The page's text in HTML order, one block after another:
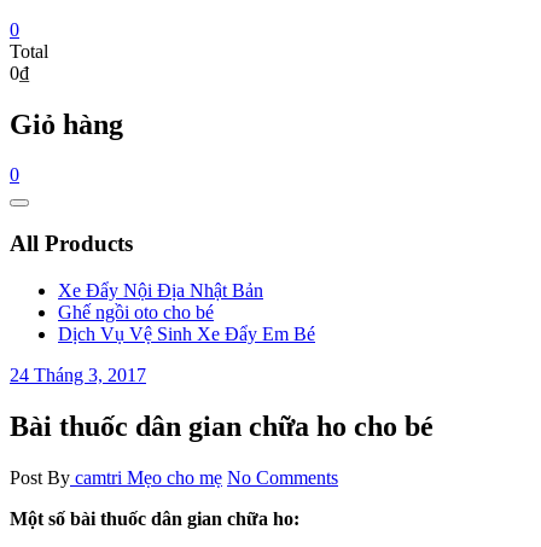
0
Total
0₫
Giỏ hàng
0
Catalog
All Products
Xe Đẩy Nội Địa Nhật Bản
Ghế ngồi oto cho bé
Dịch Vụ Vệ Sinh Xe Đẩy Em Bé
24 Tháng 3, 2017
Bài thuốc dân gian chữa ho cho bé
Post By camtri Mẹo cho mẹ No Comments
Một số bài thuốc dân gian chữa ho: